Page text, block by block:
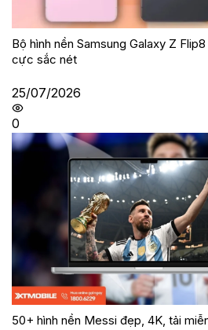
Bộ hình nền Samsung Galaxy Z
cực sắc nét
25/07/2026
0
50+ hình nền Messi đẹp, 4K, tải